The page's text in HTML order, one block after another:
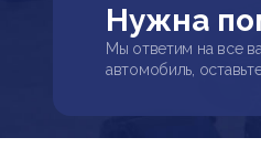
Нужна
Мы ответим на все
автомобиль,